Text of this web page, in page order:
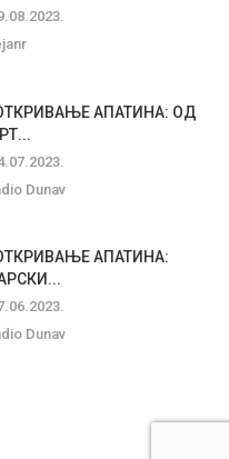
АПАТИНА: ОД
Dunav
АПАТИНА:
Dunav